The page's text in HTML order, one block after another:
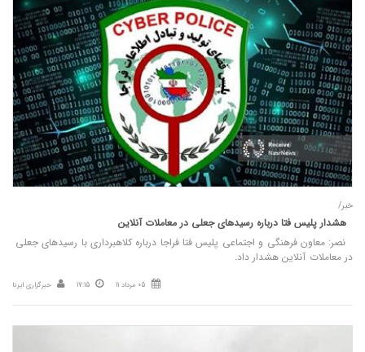
خبر/
هشدار پلیس فتا درباره رسیدهای جعلی در معاملات آنلاین
نصر: معاون فرهنگی و اجتماعی پلیس فتا فراجا درباره کلاهبرداری با رسیدهای جعلی
در معاملات آنلاین هشدار داد.
05 مرداد 11 17:15 خبرگزاری ایرنا